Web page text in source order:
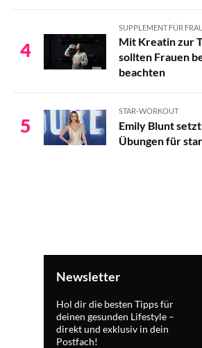
4
SUPPLEMENT FÜR
Mit Kreatin zur
sollten Frauen
beachten
5
STAR-WORKOUT
Emily Blunt
Übungen für
Newsletter
Hol dir die besten Tipps für
deinen gesunden Lifestyle –
direkt und exklusiv in dein
Postfach!